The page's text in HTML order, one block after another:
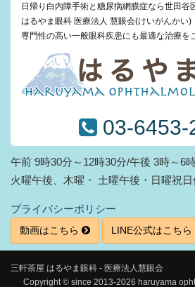
日帰り白内障手術と糖尿病網膜症なら世田谷
はるやま眼科 医療法人 慧眼会(けいがんかい)
専門性の高い一般眼科疾患にも最適な治療を
03-6453-
午前 9時30分～12時30分/午後 3時～6
火曜午後、木曜・ 土曜午後・日曜祝
プライバシーポリシー
動画はこちら LINE公式はこちら
三軒茶屋 はるやま眼科 - 医療法人慧眼会
Copyright © since 2013-2026 haruyama